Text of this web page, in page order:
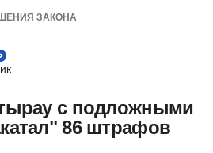
ЗАКОНА
с подложными
86 штрафов